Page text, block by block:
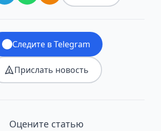
Следите в Telegram
Прислать новость
Оцените статью